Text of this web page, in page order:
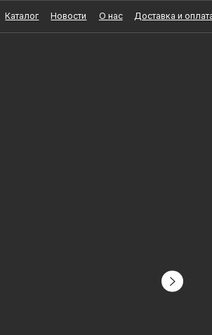
Новости О нас Доставка и оплата